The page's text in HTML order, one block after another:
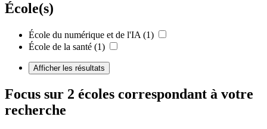
École(s)
École du numérique et de l'IA (1)
École de la santé (1)
Afficher les résultats
Focus sur 2 écoles correspondant à votre
recherche